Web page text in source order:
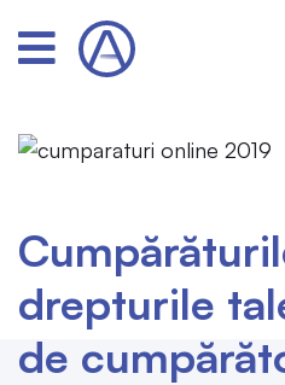
drepturile
de